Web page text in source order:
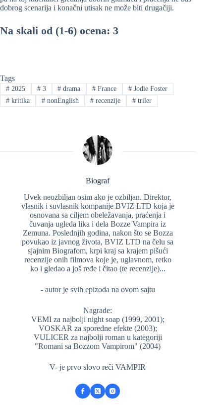
dobrog scenarija i konačni utisak ne može biti drugačiji.
Na skali od (1-6) ocena: 3
Tags
#2025 #3 # drama # France # Jodie Foster
#kritika #nonEnglish # recenzije # triler
Biograf
Uvek neozbiljan osim ako je ozbiljan. Direktor,
vlasnik i suvlasnik kompanije BVIZ LTD koja je
osnovana sa ciljem obeležavanja, praćenja i
čuvanja ugleda lika i dela Bozze Vampira iz
Zemuna. Poslednjih godina, nakon što se Bozza
povukao iz javnog života, BVIZ LTD na čelu sa
sjajnim Biografom, krpi kraj sa krajem pišući
recenzije onih filmova koje je, uglavnom, retko
ko i gledao a još ređe i čitao (te recenzije)...
- autor je svih epizoda na ovom sajtu
Nagrade:
VEMI za najbolji night soap (1999, 2001);
VOSKAR za sporedne efekte (2003);
VULICER za najbolji roman u kategoriji
"Romani sa Bozzom Vampirom" (2004)
V- je prvo slovo reči VAMPIR